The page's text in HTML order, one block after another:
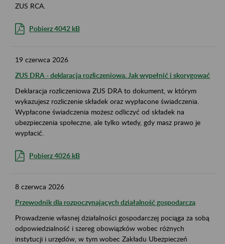
ZUS RCA.
Pobierz 4042 kB
19 czerwca 2026
ZUS DRA - deklaracja rozliczeniowa. Jak wypełnić i skorygować
Deklaracja rozliczeniowa ZUS DRA to dokument, w którym
wykazujesz rozliczenie składek oraz wypłacone świadczenia.
Wypłacone świadczenia możesz odliczyć od składek na
ubezpieczenia społeczne, ale tylko wtedy, gdy masz prawo je
wypłacić.
Pobierz 4026 kB
8 czerwca 2026
Przewodnik dla rozpoczynających działalność gospodarczą
Prowadzenie własnej działalności gospodarczej pociąga za sobą
odpowiedzialność i szereg obowiązków wobec różnych
instytucji i urzędów, w tym wobec Zakładu Ubezpieczeń